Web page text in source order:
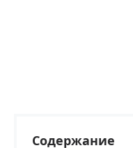
Содержание